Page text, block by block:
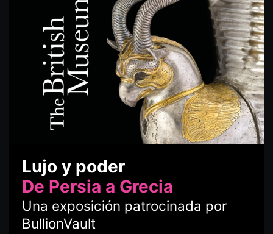
Lujo y poder
De Persia a Grecia
Una exposición patrocinada por
BullionVault